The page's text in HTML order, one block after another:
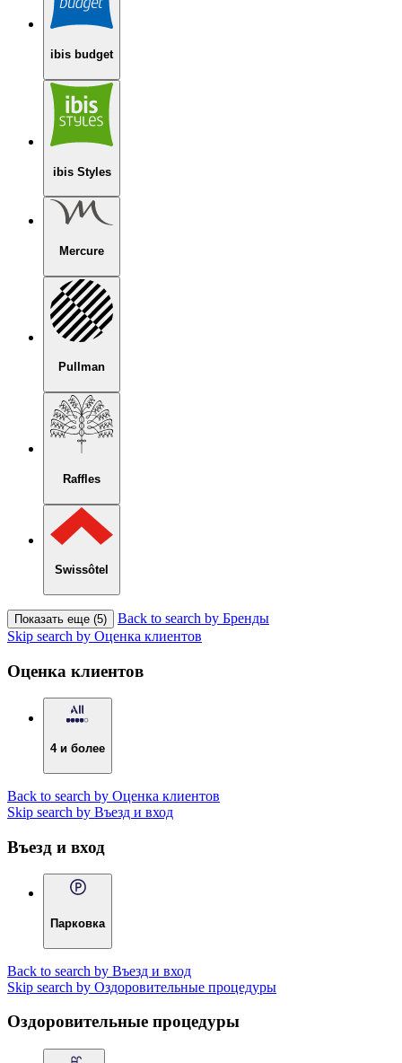
ibis budget
ibis Styles
Mercure
Pullman
Raffles
Swissôtel
Показать еще (5)
Back to search by Бренды
Skip search by Оценка клиентов
Оценка клиентов
4 и более
Back to search by Оценка клиентов
Skip search by Въезд и вход
Въезд и вход
Парковка
Back to search by Въезд и вход
Skip search by Оздоровительные процедуры
Оздоровительные процедуры